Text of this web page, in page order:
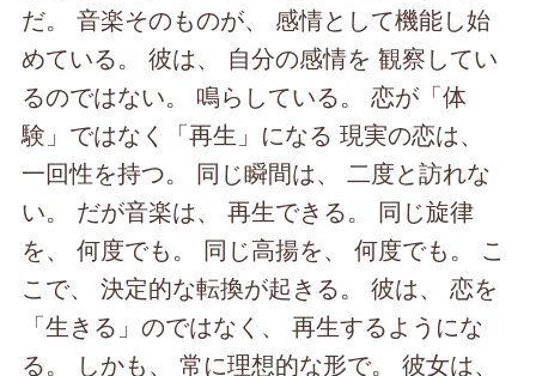
だ。 音楽そのものが、 感情として機能し始
めている。 彼は、 自分の感情を 観察してい
るのではない。 鳴らしている。 恋が「体
験」ではなく「再生」になる 現実の恋は、
一回性を持つ。 同じ瞬間は、 二度と訪れな
い。 だが音楽は、 再生できる。 同じ旋律
を、 何度でも。 同じ高揚を、 何度でも。 こ
こで、 決定的な転換が起きる。 彼は、 恋を
「生きる」のではなく、 再生するようにな
る。 しかも、 常に理想的な形で。 彼女は、